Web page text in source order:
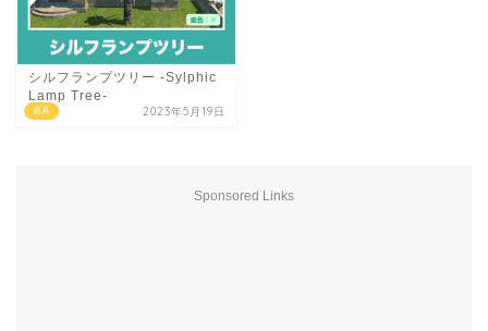
庭具
シルフランプツリー -Sylphic
Lamp Tree-
2023年5月19日
Sponsored Links